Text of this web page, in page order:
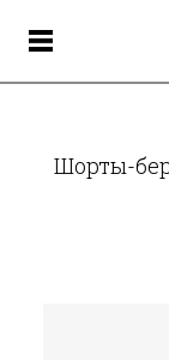
Шорты-